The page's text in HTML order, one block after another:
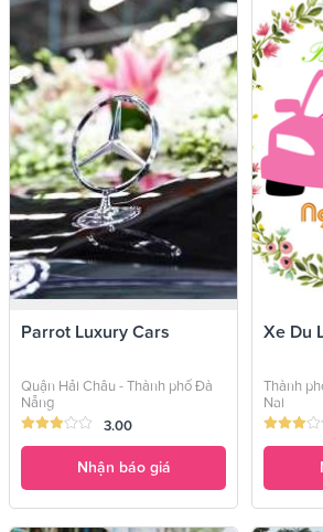
Parrot Luxury Cars
Quận Hải Châu - Thành phố Đà
Nẵng
3.00
Nhận báo giá
Xe Du
Thành
Nai